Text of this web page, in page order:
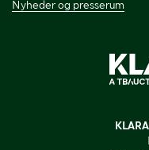
Nyheder og presserum